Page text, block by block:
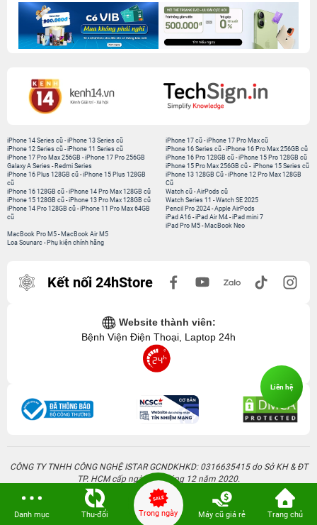
iPhone 14 Series cũ -iPhone 13 Series cũ
iPhone 12 Series cũ -iPhone 11 Series cũ
iPhone 17 Pro Max 256GB -iPhone 17 Pro 256GB
Galaxy A Series - Redmi Series
iPhone 17 cũ -iPhone 17 Pro Max cũ
iPhone 16 Series cũ - iPhone 16 Pro Max 256GB cũ
iPhone 16 Pro 128GB cũ -iPhone 15 Pro 128GB cũ
iPhone 15 Pro Max 256GB cũ - iPhone 15 Series cũ
iPhone 16 Plus 128GB cũ -iPhone 15 Plus 128GB
cũ
iPhone 16 128GB cũ -iPhone 14 Pro Max 128GB cũ
iPhone 15 128GB cũ -iPhone 13 Pro Max 128GB cũ
iPhone 14 Pro 128GB cũ -iPhone 11 Pro Max 64GB
cũ
iPhone 13 128GB Cũ -iPhone 12 Pro Max 128GB
Cũ
Watch cũ -AirPods cũ
Watch Series 11 -Watch SE 2025
Pencil Pro 2024 -Apple AirPods
iPad A16 -iPad Air M4 -iPad mini 7
iPad Pro M5 - MacBook Neo
MacBook Pro M5 - MacBook Air M5
Loa Sounarc - Phụ kiện chính hãng
Kết nối 24hStore
Website thành viên:
Bệnh Viện Điện Thoại, Laptop 24h
CÔNG TY TNHH CÔNG NGHỆ ISTAR GCNDKHKD: 0316635415 do Sở KH & ĐT
TP. HCM cấp ngày 11 tháng 12 năm 2020.
Người Đại Diện: Hồ Tác Thành. Địa chỉ: 389 Quang Trung, Gò Vấp, Hồ Chí Minh.
Danh mục Thu-đổi Trong ngày Máy cũ giá rẻ Trang chủ
Liên hệ